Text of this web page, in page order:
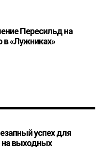
Пересильд на
в «Лужниках»
успех для
на выходных